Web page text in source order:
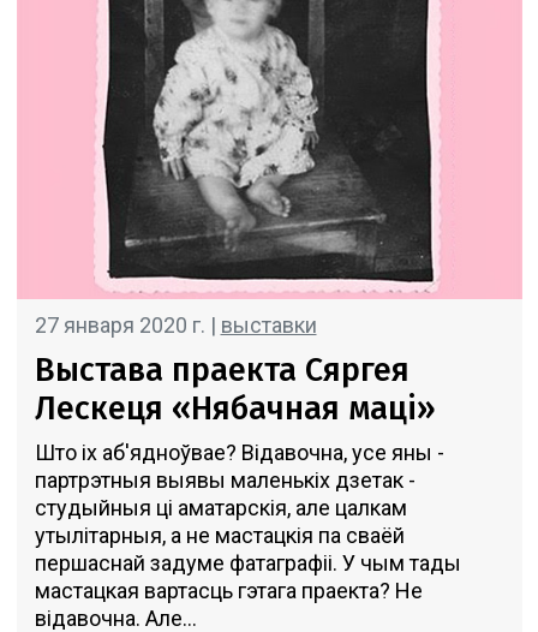
27 января 2020 г. | выставки
Выстава праекта Сяргея
Лескеця «Нябачная маці»
Што іх аб'ядноўвае? Відавочна, усе яны -
партрэтныя выявы маленькіх дзетак -
студыйныя ці аматарскія, але цалкам
утылітарныя, а не мастацкія па сваёй
першаснай задуме фатаграфіі. У чым тады
мастацкая вартасць гэтага праекта? Не
відавочна. Але...